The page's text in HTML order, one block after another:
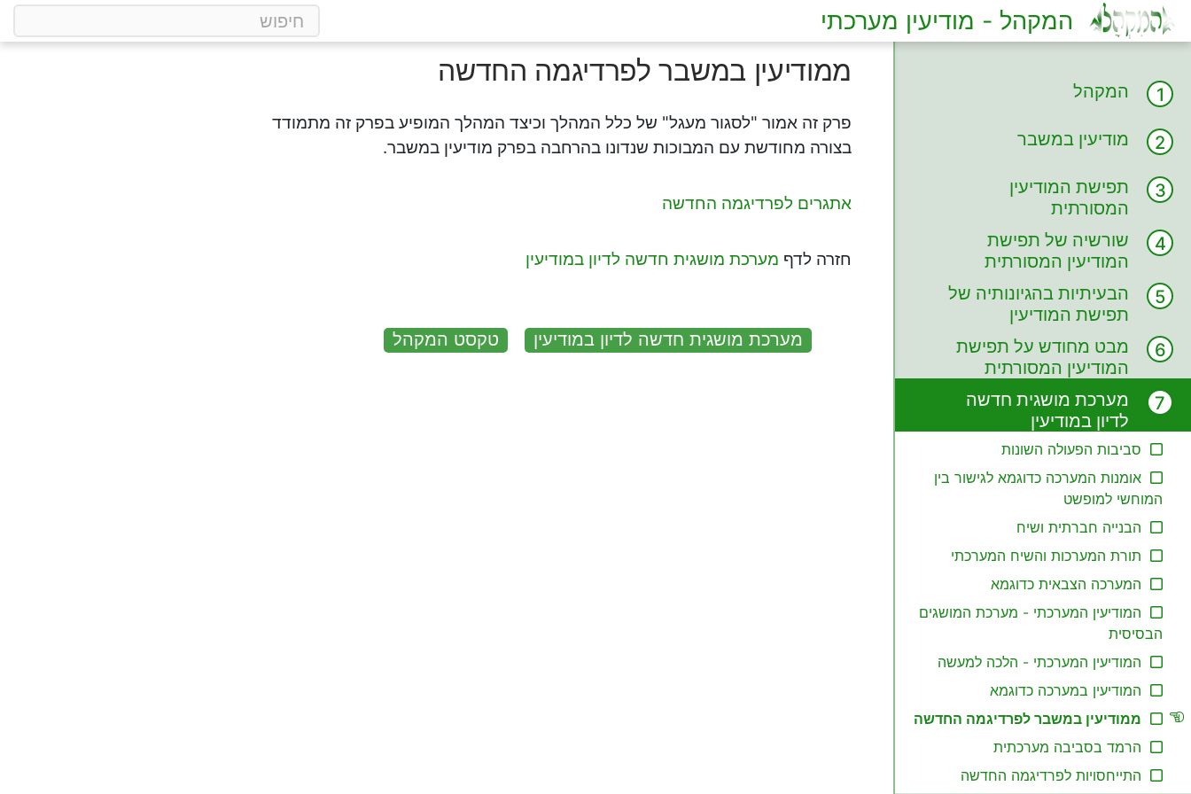
המקהל - מודיעין מערכתי
המקהל
מודיעין במשבר
תפישת המודיעין
המסורתית
שורשיה של תפישת
המודיעין המסורתית
הבעיתיות בהגיונותיה של
תפישת המודיעין
המסורתיתמבט מחודש על תפישת
המודיעין המסורתית
מערכת מושגית חדשה
לדיון במודיעין
סביבות הפעולה השונות
אומנות המערכה כדוגמא לגישור בין
המוחשי למופשט
הבנייה חברתית ושיח
תורת המערכות והשיח המערכתי
המערכה הצבאית כדוגמא
המודיעין המערכתי - מערכת המושגים
הבסיסית
המודיעין המערכתי - הלכה למעשה
המודיעין במערכה כדוגמא
ממודיעין במשבר לפרדיגמה החדשה
הרמד בסביבה מערכתית
התייחסויות לפרדיגמה החדשה
ממודיעין במשבר לפרדיגמה החדשה
פרק זה אמור "לסגור מעגל" של כלל המהלך וכיצד המהלך המופיע בפרק זה מתמודד
בצורה מחודשת עם המבוכות שנדונו בהרחבה בפרק מודיעין במשבר.
אתגרים לפרדיגמה החדשה
חזרה לדף מערכת מושגית חדשה לדיון במודיעין
מערכת מושגית חדשה לדיון במודיעין טקסט המקהל